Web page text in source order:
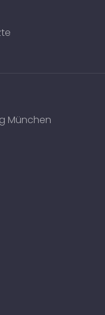
München